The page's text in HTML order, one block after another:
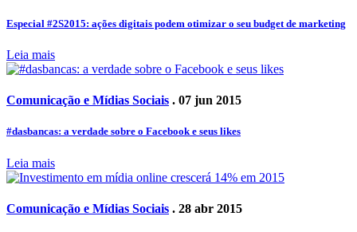
Especial #2S2015: ações digitais podem otimizar o seu budget de marketing
Leia mais
Comunicação e Mídias Sociais . 07 jun 2015
#dasbancas: a verdade sobre o Facebook e seus likes
Leia mais
Comunicação e Mídias Sociais . 28 abr 2015